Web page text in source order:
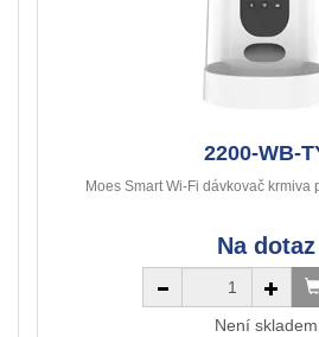
2200-WB-
Moes Smart Wi-Fi dávkovač krmiva
Na dotaz
Není skladem